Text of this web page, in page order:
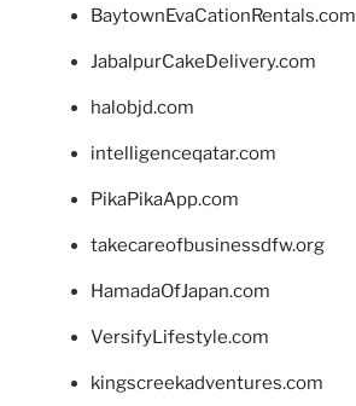
BaytownEvaCationRentals.com
JabalpurCakeDelivery.com
halobjd.com
intelligenceqatar.com
PikaPikaApp.com
takecareofbusinessdfw.org
HamadaOfJapan.com
VersifyLifestyle.com
kingscreekadventures.com